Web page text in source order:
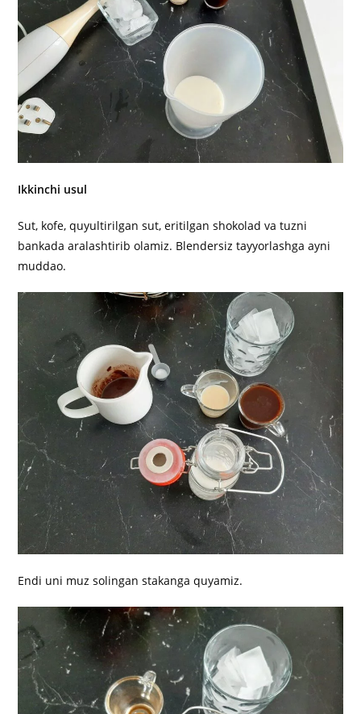
Ikkinchi usul
Sut, kofe, quyultirilgan sut, eritilgan shokolad va tuzni
bankada aralashtirib olamiz. Blendersiz tayyorlashga ayni
muddao.
Endi uni muz solingan stakanga quyamiz.